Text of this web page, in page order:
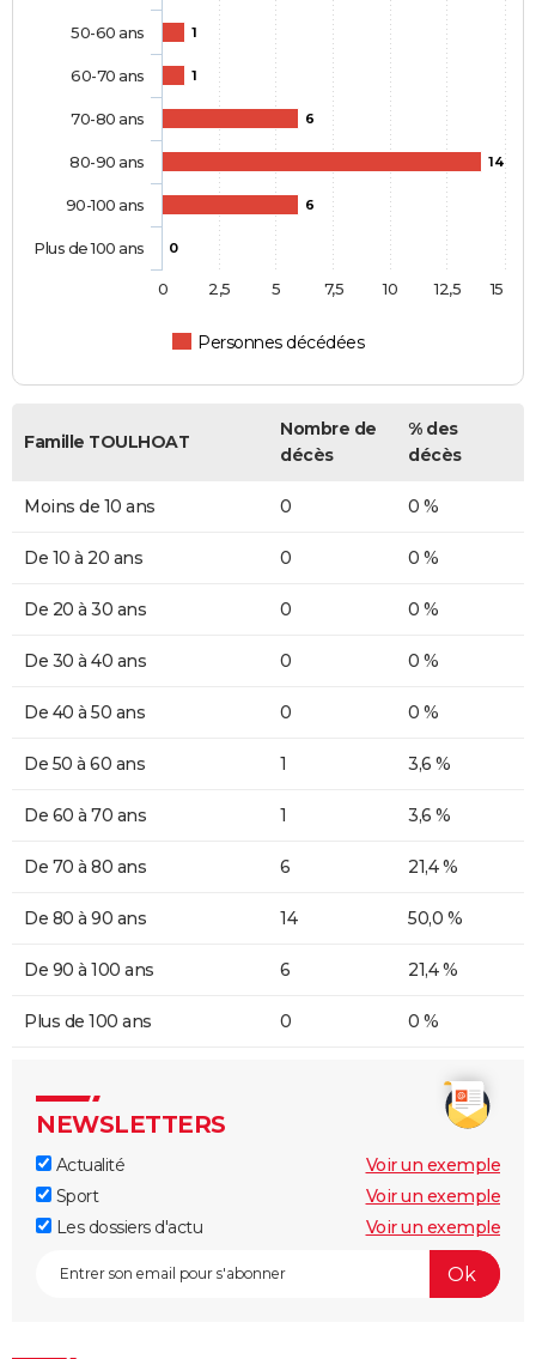
1
1
6
14
6
0
Personnes décédées
50-60 ans
60-70 ans
70-80 ans
80-90 ans
90-100 ans
Plus de 100 ans
0 2,5 5 7,5 10 12,5 15
Famille TOULHOAT
Nombre de
décès
% des
décès
Moins de 10 ans 0 0 %
De 10 à 20 ans 0 0 %
De 20 à 30 ans 0 0 %
De 30 à 40 ans 0 0 %
De 40 à 50 ans 0 0 %
De 50 à 60 ans 1 3,6 %
De 60 à 70 ans 1 3,6 %
De 70 à 80 ans 6 21,4 %
De 80 à 90 ans 14 50,0 %
De 90 à 100 ans 6 21,4 %
Plus de 100 ans 0 0 %
NEWSLETTERS
Actualité
Voir un exemple
Sport
Voir un exemple
Les dossiers d'actu
Voir un exemple